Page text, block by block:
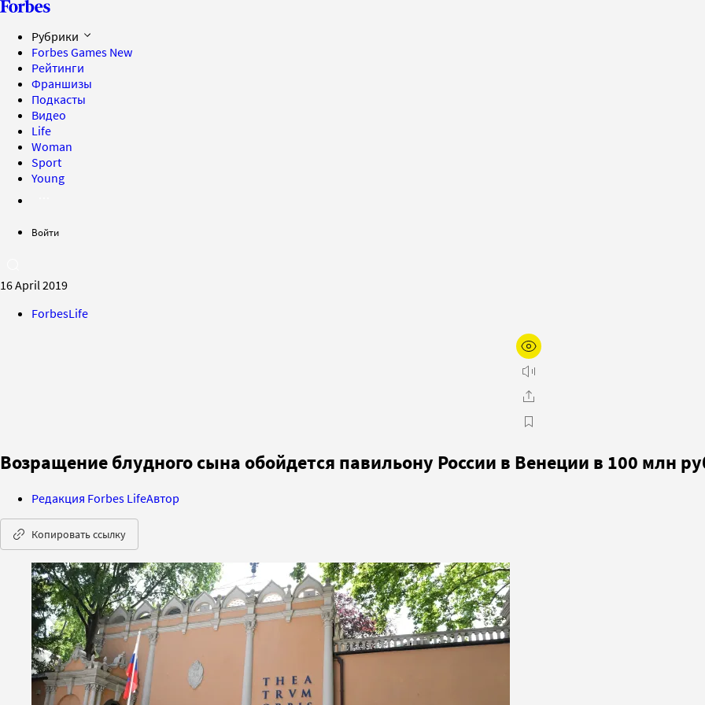
Рубрики
Forbes Games New
Рейтинги
Франшизы
Подкасты
Видео
Life
Woman
Sport
Young
Войти
16 April 2019
ForbesLife
Возращение блудного сына обойдется павильону России в Венеции в 100 млн
Редакция Forbes LifeАвтор
Копировать ссылку